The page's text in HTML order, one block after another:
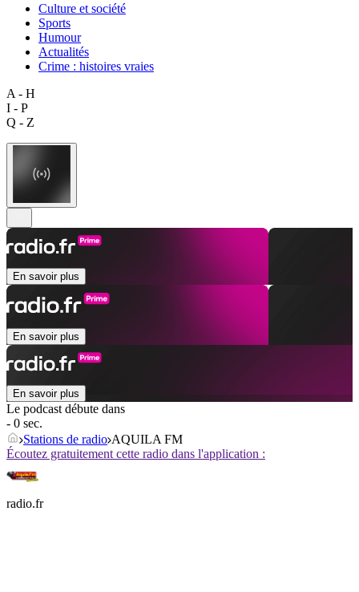
Culture et société
Sports
Humour
Actualités
Crime : histoires vraies
A - H
I - P
Q - Z
En savoir plus
En savoir plus
En savoir plus
Le podcast débute dans
- 0 sec.
Stations de radio AQUILA FM
Écoutez gratuitement cette radio dans l'application :
radio.fr